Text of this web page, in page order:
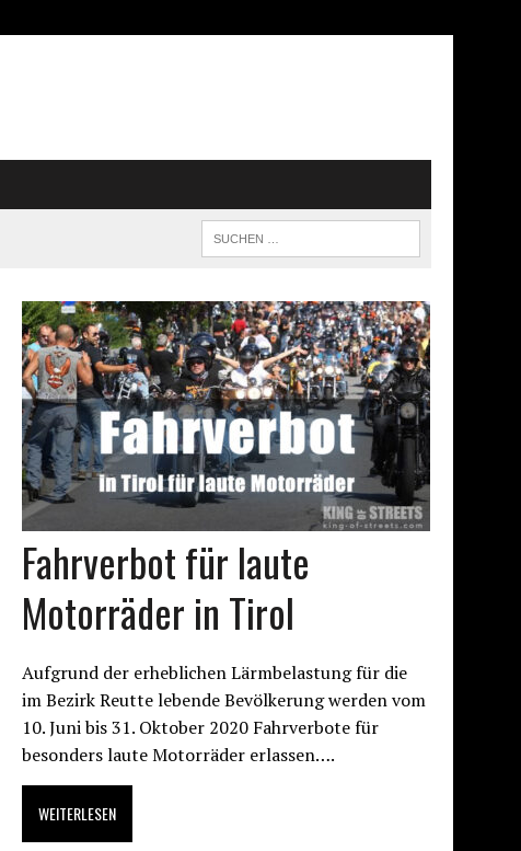
Fahrverbot für laute
Motorräder in Tirol
Aufgrund der erheblichen Lärmbelastung für die
im Bezirk Reutte lebende Bevölkerung werden vom
10. Juni bis 31. Oktober 2020 Fahrverbote für
besonders laute Motorräder erlassen….
WEITERLESEN